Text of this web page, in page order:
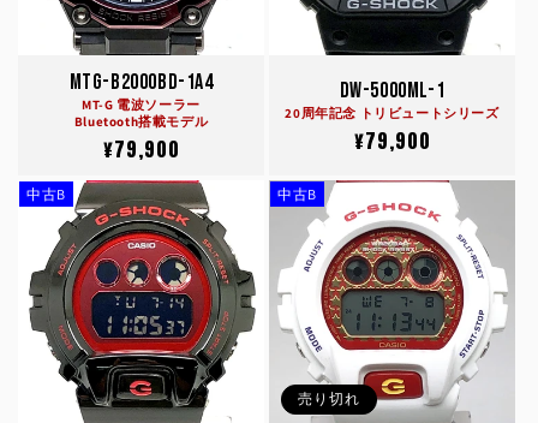
MTG-B2000BD-1A4
MT-G 電波ソーラー
Bluetooth搭載モデル
通
常
価
格
¥79,900
DW-5000ML-1
20周年記念 トリビュートシリーズ
通
格
¥79,900
中古B
売り切れ
中古B